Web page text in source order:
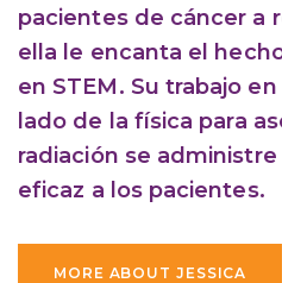
pacientes de cáncer a
ella le encanta el
en STEM. Su trabajo
lado de la física para
radiación se
eficaz a los pacientes.
MORE ABOUT JESSICA